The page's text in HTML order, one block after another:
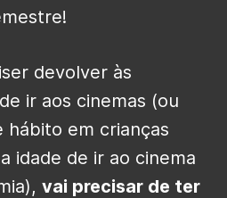
devolver às
ir aos cinemas (ou
hábito em crianças
idade de ir ao cinema
vai precisar de ter